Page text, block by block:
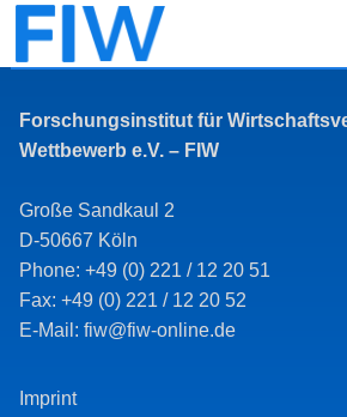
Forschungsinstitut für
Wettbewerb e.V. – FIW
Große Sandkaul 2
D-50667 Köln
Phone: +49 (0) 221 / 12 20 51
Fax: +49 (0) 221 / 12 20 52
E-Mail: fiw@fiw-online.de
Imprint